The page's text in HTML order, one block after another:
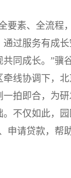
要素、全流程
过服务有成长
同成长。”骥
线协调下，
拍即合，为
不仅如此，
申请贷款，帮